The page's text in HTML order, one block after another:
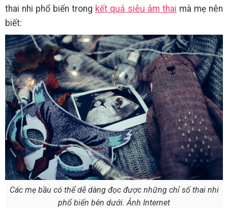
thai nhi phổ biến trong kết quả siêu âm thai mà mẹ nên
biết:
Các mẹ bầu có thể dễ dàng đọc được những chỉ số thai nhi
phổ biến bên dưới. Ảnh Internet